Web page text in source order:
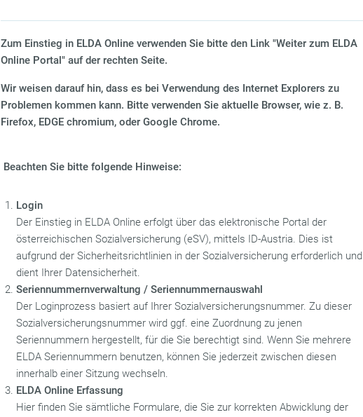
Zum Einstieg in ELDA Online verwenden Sie bitte den Link "Weiter zum ELDA
Online Portal" auf der rechten Seite.
Wir weisen darauf hin, dass es bei Verwendung des Internet Explorers zu
Problemen kommen kann. Bitte verwenden Sie aktuelle Browser, wie z. B.
Firefox, EDGE chromium, oder Google Chrome.
Beachten Sie bitte folgende Hinweise:
Login
Der Einstieg in ELDA Online erfolgt über das elektronische Portal der
österreichischen Sozialversicherung (eSV), mittels ID-Austria. Dies ist
aufgrund der Sicherheitsrichtlinien in der Sozialversicherung erforderlich und
dient Ihrer Datensicherheit.
Seriennummernverwaltung / Seriennummernauswahl
Der Loginprozess basiert auf Ihrer Sozialversicherungsnummer. Zu dieser
Sozialversicherungsnummer wird ggf. eine Zuordnung zu jenen
Seriennummern hergestellt, für die Sie berechtigt sind. Wenn Sie mehrere
ELDA Seriennummern benutzen, können Sie jederzeit zwischen diesen
innerhalb einer Sitzung wechseln.
ELDA Online Erfassung
Hier finden Sie sämtliche Formulare, die Sie zur korrekten Abwicklung der